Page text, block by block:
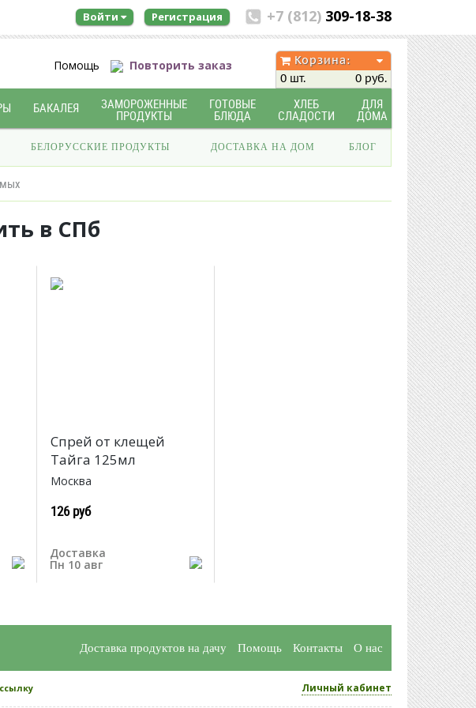
+7 (812) 309-18-38
Войти Регистрация
Помощь Повторить заказ
Корзина:
0 шт.
0 руб.
БАКАЛЕЯ ЗАМОРОЖЕННЫЕ
ПРОДУКТЫ
ГОТОВЫЕ
БЛЮДА
ХЛЕБ
СЛАДОСТИ
ДЛЯ
ДОМА
БЕЛОРУССКИЕ ПРОДУКТЫ ДОСТАВКА НА ДОМ БЛОГ
в СПб
Спрей от клещей
Тайга 125мл
Москва
126 руб
Доставка
Пн 10 авг
Доставка продуктов на дачу Помощь Контакты О нас
Личный кабинет